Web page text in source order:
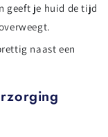
geeft je huid de tijd
naast een